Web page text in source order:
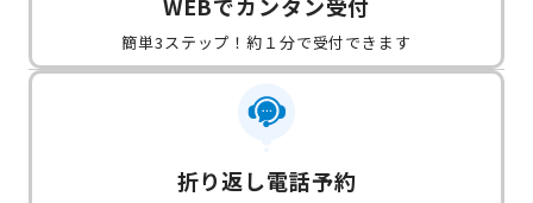
簡単3ステップ！約１分で受付できます
折り返し電話予約